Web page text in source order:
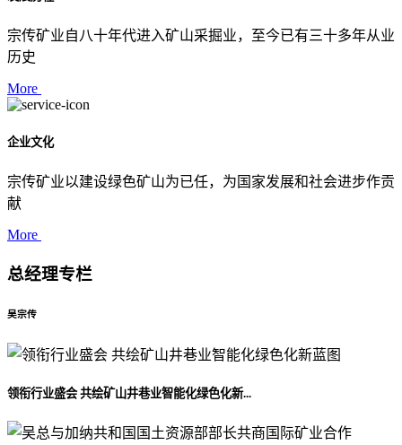
宗传矿业自八十年代进入矿山采掘业，至今已有三十多年从业
历史
More
企业文化
宗传矿业以建设绿色矿山为已任，为国家发展和社会进步作贡
献
More
总经理专栏
吴宗传
领衔行业盛会 共绘矿山井巷业智能化绿色化新...